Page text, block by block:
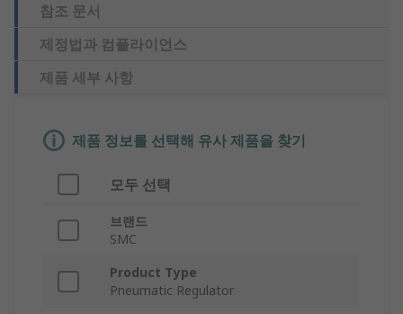
참조 문서
제정법과 컴플라이언스
제품 세부 사항
제품 정보를 선택해 유사 제품을 찾기
모두 선택
브랜드
SMC
Product Type
Pneumatic Regulator